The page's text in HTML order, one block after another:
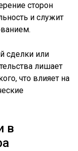
сторон
и служит
сделки или
лишает
что влияет на
в